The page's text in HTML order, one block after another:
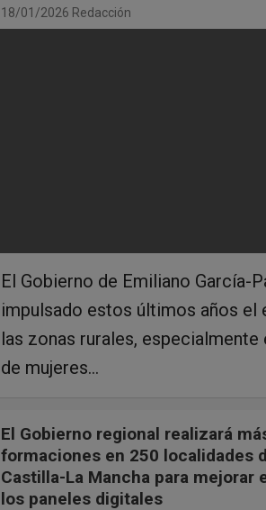
18/01/2026 Redacción
El Gobierno de Emiliano García-
impulsado estos últimos años el
las zonas rurales, especialmente
de mujeres…
El Gobierno regional realizará
formaciones en 250 localidades
Castilla-La Mancha para mejorar
los paneles digitales